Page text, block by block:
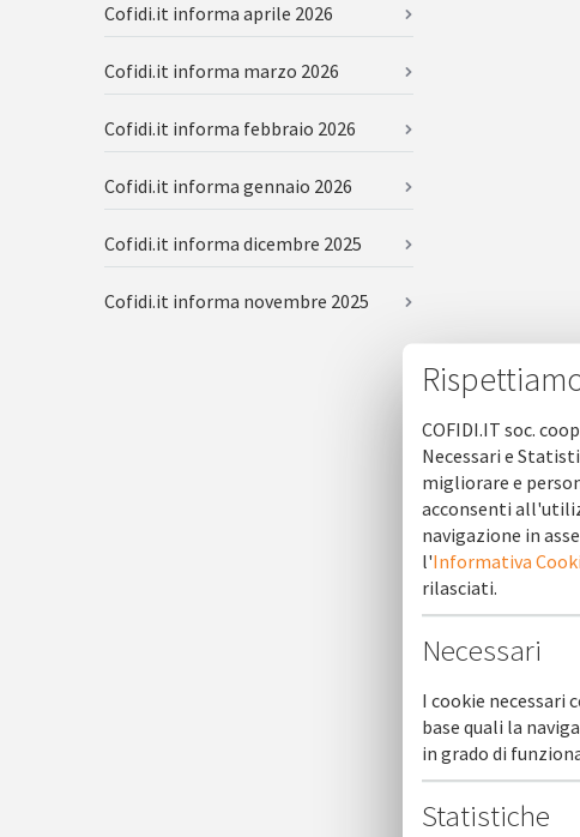
COFIDI.IT
Cofidi.it informa aprile 2026
Cofidi.it informa marzo 2026
Cofidi.it informa febbraio 2026
Cofidi.it informa gennaio 2026
Cofidi.it informa dicembre 2025
Cofidi.it informa novembre 2025
COFIDI.IT soc.
Necessari e
migliorare e
acconsenti
navigazione in
l'Informativa
rilasciati.
Necessari
I cookie necessari
base quali la
in grado di
Statistiche